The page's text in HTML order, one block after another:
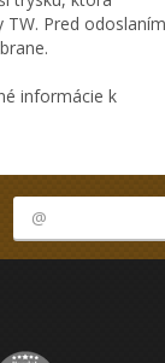
Pred odoslaním
informácie k
Heureka